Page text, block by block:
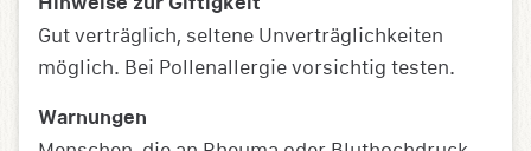
Gut verträglich, seltene Unverträglichkeiten
möglich. Bei Pollenallergie vorsichtig testen.
Warnungen